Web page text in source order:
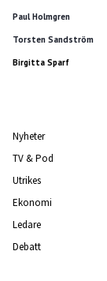
Paul Holmgren
Torsten Sandström
Birgitta Sparf
Nyheter
TV & Pod
Utrikes
Ekonomi
Ledare
Debatt